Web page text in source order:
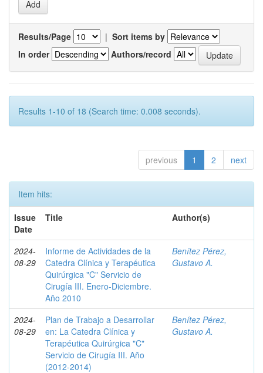
Results/Page | Sort items by
In order
Authors/record
Results 1-10 of 18 (Search time: 0.008 seconds).
previous 1 2 next
Item hits:
Issue
Date
Title Author(s)
2024-
08-29
Informe de Actividades de la
Catedra Clínica y Terapéutica
Quirúrgica "C" Servicio de
Cirugía III. Enero-Diciembre.
Año 2010
Benítez Pérez,
Gustavo A.
2024-
08-29
Plan de Trabajo a Desarrollar
en: La Catedra Clínica y
Terapéutica Quirúrgica "C"
Servicio de Cirugía III. Año
(2012-2014)
Benítez Pérez,
Gustavo A.